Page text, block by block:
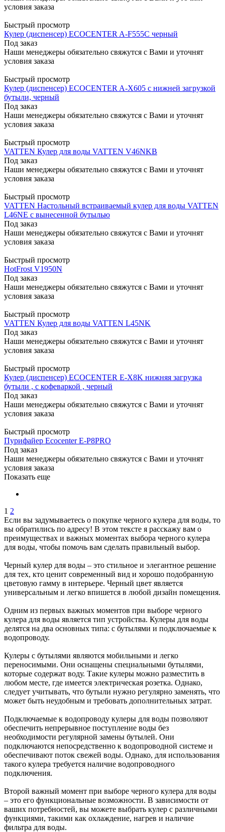
условия заказа
Быстрый просмотр
Кулер (диспенсер) ECOCENTER A-F555C черный
Под заказ
Наши менеджеры обязательно свяжутся с Вами и уточнят
условия заказа
Быстрый просмотр
Кулер (диспенсер) ECOCENTER A-X605 с нижней загрузкой
бутыли, черный
Под заказ
Наши менеджеры обязательно свяжутся с Вами и уточнят
условия заказа
Быстрый просмотр
VATTEN Кулер для воды VATTEN V46NKB
Под заказ
Наши менеджеры обязательно свяжутся с Вами и уточнят
условия заказа
Быстрый просмотр
VATTEN Настольный встраиваемый кулер для воды VATTEN
L46NE с вынесенной бутылью
Под заказ
Наши менеджеры обязательно свяжутся с Вами и уточнят
условия заказа
Быстрый просмотр
HotFrost V1950N
Под заказ
Наши менеджеры обязательно свяжутся с Вами и уточнят
условия заказа
Быстрый просмотр
VATTEN Кулер для воды VATTEN L45NK
Под заказ
Наши менеджеры обязательно свяжутся с Вами и уточнят
условия заказа
Быстрый просмотр
Кулер (диспенсер) ECOCENTER E-X8K нижняя загрузка
бутыли , с кофеваркой , черный
Под заказ
Наши менеджеры обязательно свяжутся с Вами и уточнят
условия заказа
Быстрый просмотр
Пурифайер Ecocenter E-P8PRO
Под заказ
Наши менеджеры обязательно свяжутся с Вами и уточнят
условия заказа
Показать еще
1 2
Если вы задумываетесь о покупке черного кулера для воды, то
вы обратились по адресу! В этом тексте я расскажу вам о
преимуществах и важных моментах выбора черного кулера
для воды, чтобы помочь вам сделать правильный выбор.
Черный кулер для воды – это стильное и элегантное решение
для тех, кто ценит современный вид и хорошо подобранную
цветовую гамму в интерьере. Черный цвет является
универсальным и легко впишется в любой дизайн помещения.
Одним из первых важных моментов при выборе черного
кулера для воды является тип устройства. Кулеры для воды
делятся на два основных типа: с бутылями и подключаемые к
водопроводу.
Кулеры с бутылями являются мобильными и легко
переносимыми. Они оснащены специальными бутылями,
которые содержат воду. Такие кулеры можно разместить в
любом месте, где имеется электрическая розетка. Однако,
следует учитывать, что бутыли нужно регулярно заменять, что
может быть неудобным и требовать дополнительных затрат.
Подключаемые к водопроводу кулеры для воды позволяют
обеспечить непрерывное поступление воды без
необходимости регулярной замены бутылей. Они
подключаются непосредственно к водопроводной системе и
обеспечивают поток свежей воды. Однако, для использования
такого кулера требуется наличие водопроводного
подключения.
Второй важный момент при выборе черного кулера для воды
– это его функциональные возможности. В зависимости от
ваших потребностей, вы можете выбрать кулер с различными
функциями, такими как охлаждение, нагрев и наличие
фильтра для воды.